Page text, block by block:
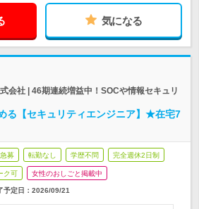
気になる
会社 | 46期連続増益中！SOCや情報セキュリ
る【セキュリティエンジニア】★在宅7
急募 転勤なし 学歴不問 完全週休2日制
ク可 女性のおしごと掲載中
予定日： 2026/09/21